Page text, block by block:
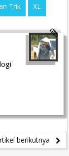
Trik XL
berikutnya